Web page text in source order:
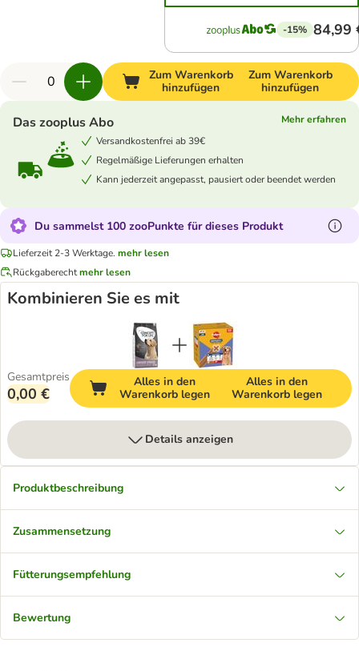
-15% 84,99
Zum Warenkorb
hinzufügen
Zum Warenkorb
hinzufügen
Das zooplus Abo
Mehr erfahren
Versandkostenfrei ab 39€
Regelmäßige Lieferungen erhalten
Kann jederzeit angepasst, pausiert oder beendet werden
Du sammelst 100 zooPunkte für dieses Produkt
Lieferzeit 2-3 Werktage. mehr lesen
Rückgaberechtmehr lesen
Kombinieren Sie es mit
Gesamtpreis
0,00 €
Alles in den
Warenkorb legen
Alles in den
Warenkorb legen
Details anzeigen
Produktbeschreibung
Zusammensetzung
Fütterungsempfehlung
Bewertung